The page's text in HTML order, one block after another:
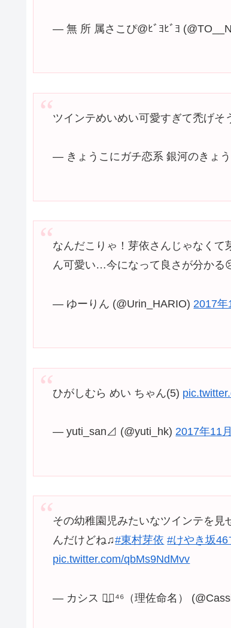
— 無 所 属さこぴ@ﾋﾞﾖﾋﾞﾖ
ツインテめいめい可愛すぎて禿げそ
— きょうこにガチ恋系 銀河のきょ
なんだこりゃ！芽依さんじゃなく
ん可愛い…今になって良さが分かる
— ゆーりん (@Urin_HARIO) 2017年
ひがしむら めい ちゃん(5)
— yuti_san⊿ (@yuti_hk) 2017年11
その幼稚園児みたいなツインテを
んだけどね♫#東村芽依 #けやき坂46
pic.twitter.com/qbMs9NdMvv
— カシス ◢͟￨⁴⁶（理佐命名）